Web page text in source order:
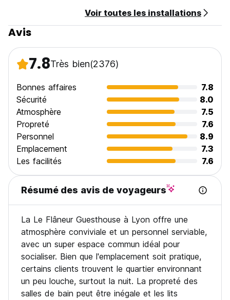
Voir toutes les installations
Avis
7.8Très bien(2376)
Bonnes affaires
7.8
Sécurité
8.0
Atmosphère
7.5
Propreté
7.6
Personnel
8.9
Emplacement
7.3
Les facilités
7.6
Résumé des avis de voyageurs
La Le Flâneur Guesthouse à Lyon offre une
atmosphère conviviale et un personnel serviable,
avec un super espace commun idéal pour
socialiser. Bien que l'emplacement soit pratique,
certains clients trouvent le quartier environnant
un peu louche, surtout la nuit. La propreté des
salles de bain peut être inégale et les lits